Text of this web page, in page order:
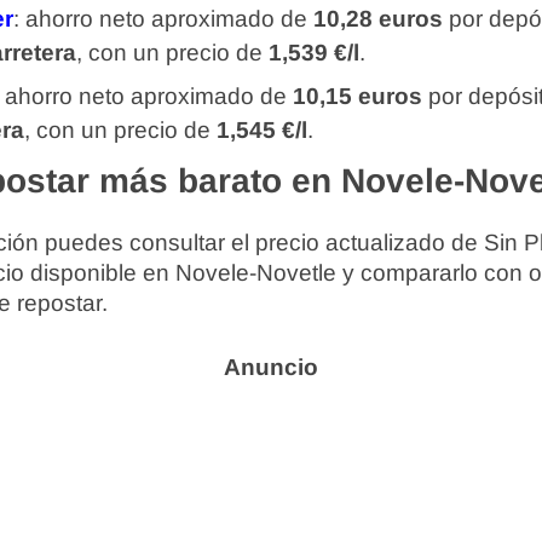
: ahorro neto aproximado de 10,28 euros por
, con un precio de 1,539 €/l.
ahorro neto aproximado de 10,15 euros por
, con un precio de 1,545 €/l.
más barato en Novele-
puedes consultar el precio actualizado de Sin
disponible en Novele-Novetle y compararlo con
repostar.